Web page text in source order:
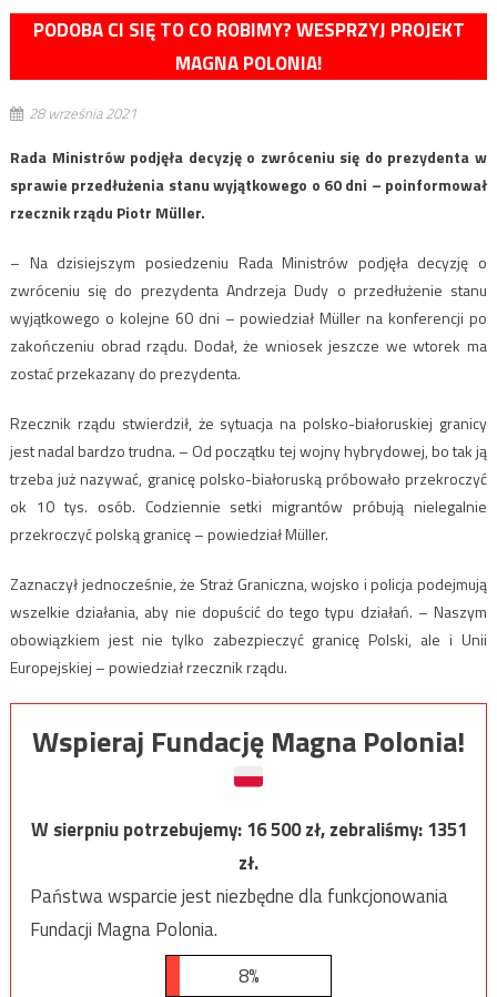
PODOBA CI SIĘ TO CO ROBIMY? WESPRZYJ PROJEKT
MAGNA POLONIA!
28 września 2021
Rada Ministrów podjęła decyzję o zwróceniu się do prezydenta w
sprawie przedłużenia stanu wyjątkowego o 60 dni – poinformował
rzecznik rządu Piotr Müller.
– Na dzisiejszym posiedzeniu Rada Ministrów podjęła decyzję o
zwróceniu się do prezydenta Andrzeja Dudy o przedłużenie stanu
wyjątkowego o kolejne 60 dni – powiedział Müller na konferencji po
zakończeniu obrad rządu. Dodał, że wniosek jeszcze we wtorek ma
zostać przekazany do prezydenta.
Rzecznik rządu stwierdził, że sytuacja na polsko-białoruskiej granicy
jest nadal bardzo trudna. – Od początku tej wojny hybrydowej, bo tak ją
trzeba już nazywać, granicę polsko-białoruską próbowało przekroczyć
ok 10 tys. osób. Codziennie setki migrantów próbują nielegalnie
przekroczyć polską granicę – powiedział Müller.
Zaznaczył jednocześnie, że Straż Graniczna, wojsko i policja podejmują
wszelkie działania, aby nie dopuścić do tego typu działań. – Naszym
obowiązkiem jest nie tylko zabezpieczyć granicę Polski, ale i Unii
Europejskiej – powiedział rzecznik rządu.
Wspieraj Fundację Magna Polonia!
W sierpniu potrzebujemy:16 500zł, zebraliśmy:1351
zł.
Państwa wsparcie jest niezbędne dla funkcjonowania
Fundacji Magna Polonia.
8%